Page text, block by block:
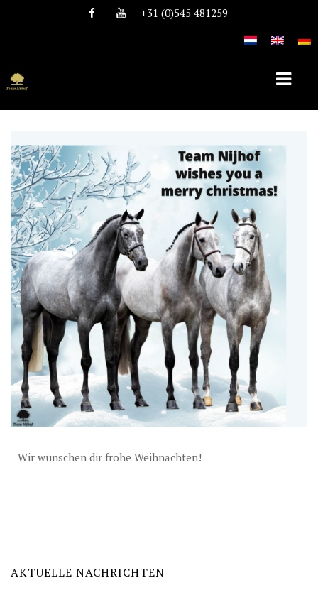
+31 (0)545 481259
HOME
ÜBER TEAM NIJHOF
GESCHICHTE
TEAM
STELLEN
HENGSTE
DECKGELDER
VIDEOS
EU-STATION
ICSI
BESTELLFORMULAR
Wir wünschen dir frohe Weihnachten!
AKTUELLE NACHRICHTEN